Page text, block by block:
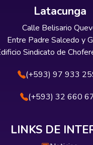
Latacunga
Calle Belisario
Entre Padre Salcedo y
Sindicato de
(+593) 97 933
(+593) 32 660
LINKS DE